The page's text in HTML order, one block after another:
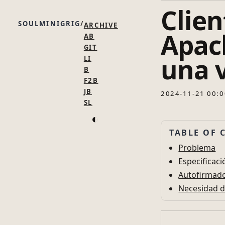
SOULMINIGRIG ARCHIVE
AB
GIT
LI
B
F2B
JB
SL
◐
una
2024-11-21
TABLE OF
Problema
Necesidad